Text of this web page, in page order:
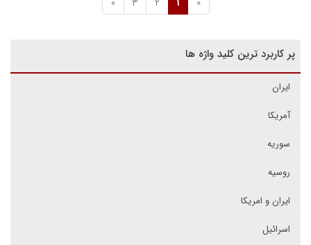
«
1
2
3
»
پر کاربرد ترین کلید واژه ها
ایران
آمریکا
سوریه
روسیه
ایران و امریکا
اسرائیل